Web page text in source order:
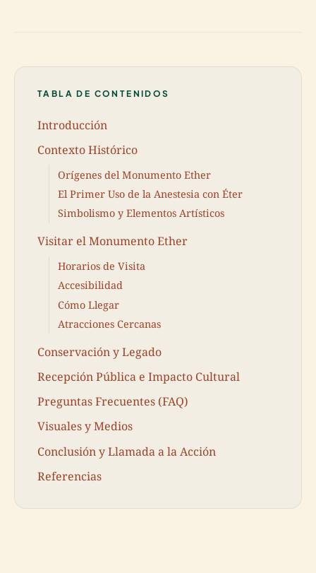
TABLA DE CONTENIDOS
Introducción
Contexto Histórico
Orígenes del Monumento Ether
El Primer Uso de la Anestesia con Éter
Simbolismo y Elementos Artísticos
Visitar el Monumento Ether
Horarios de Visita
Accesibilidad
Cómo Llegar
Atracciones Cercanas
Conservación y Legado
Recepción Pública e Impacto Cultural
Preguntas Frecuentes (FAQ)
Visuales y Medios
Conclusión y Llamada a la Acción
Referencias